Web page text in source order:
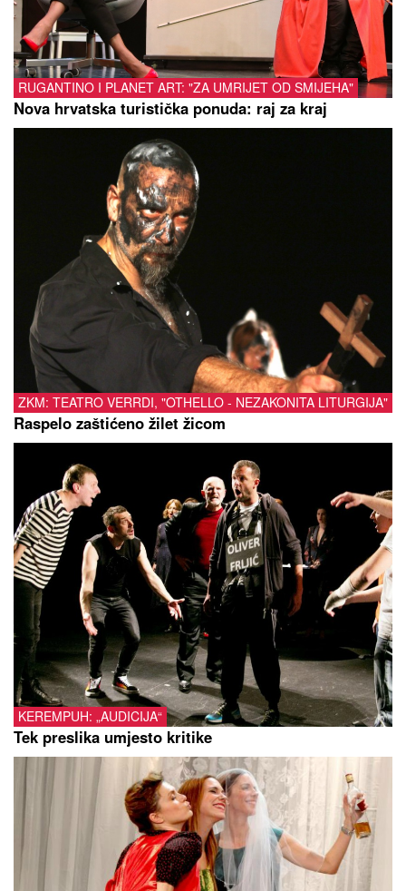
RUGANTINO I PLANET ART: "ZA UMRIJET OD SMIJEHA"
Nova hrvatska turistička ponuda: raj za kraj
ZKM: TEATRO VERRDI, "OTHELLO - NEZAKONITA LITURGIJA"
Raspelo zaštićeno žilet žicom
KEREMPUH: „AUDICIJA“
Tek preslika umjesto kritike